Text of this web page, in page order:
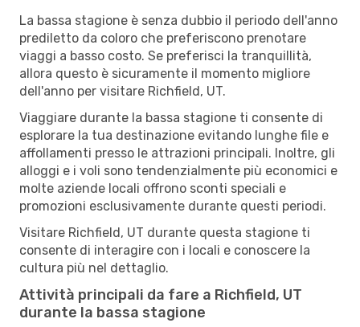
La bassa stagione è senza dubbio il periodo dell'anno
prediletto da coloro che preferiscono prenotare
viaggi a basso costo. Se preferisci la tranquillità,
allora questo è sicuramente il momento migliore
dell'anno per visitare Richfield, UT.
Viaggiare durante la bassa stagione ti consente di
esplorare la tua destinazione evitando lunghe file e
affollamenti presso le attrazioni principali. Inoltre, gli
alloggi e i voli sono tendenzialmente più economici e
molte aziende locali offrono sconti speciali e
promozioni esclusivamente durante questi periodi.
Visitare Richfield, UT durante questa stagione ti
consente di interagire con i locali e conoscere la
cultura più nel dettaglio.
Attività principali da fare a Richfield, UT
durante la bassa stagione